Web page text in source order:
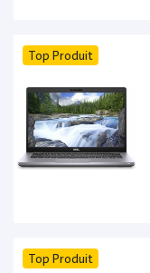
Top Produit
Top Produit